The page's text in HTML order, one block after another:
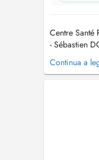
Centre
- Sébastien
vous
adultes,
règlement
Information
Continua a